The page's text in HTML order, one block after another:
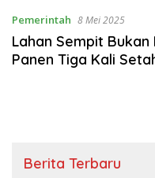
Pemerintah 8 Mei 2025
Lahan Sempit Bukan
Panen Tiga Kali
Berita Terbaru